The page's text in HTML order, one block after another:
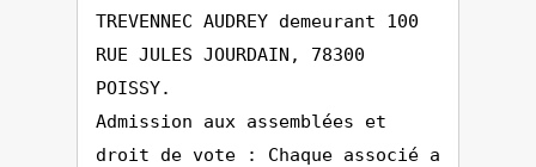
TREVENNEC AUDREY demeurant 100
RUE JULES JOURDAIN, 78300
POISSY.
Admission aux assemblées et
droit de vote : Chaque associé a